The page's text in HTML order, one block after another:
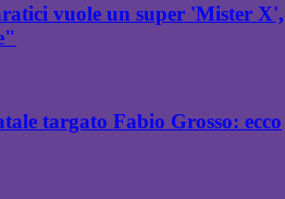
vuole un super 'Mister X',
targato Fabio Grosso: ecco